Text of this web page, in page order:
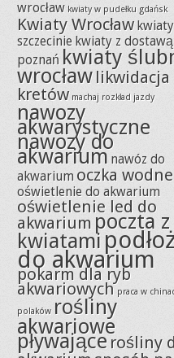
wrocław kwiaty w pudełku gdańsk
Kwiaty Wrocław
szczecinie kwiaty z dostawą
poznań kwiaty
wrocław likwidacja
kretów machaj rozkład jazdy
nawozy
akwarystyczne
nawozy do
akwarium nawóz do
akwarium oczka wodne
oświetlenie do akwarium
oświetlenie led do
akwarium poczta z
kwiatami
do akwarium
pokarm dla ryb
akwariowych praca w
polaków rośliny
akwariowe
pływające rośliny